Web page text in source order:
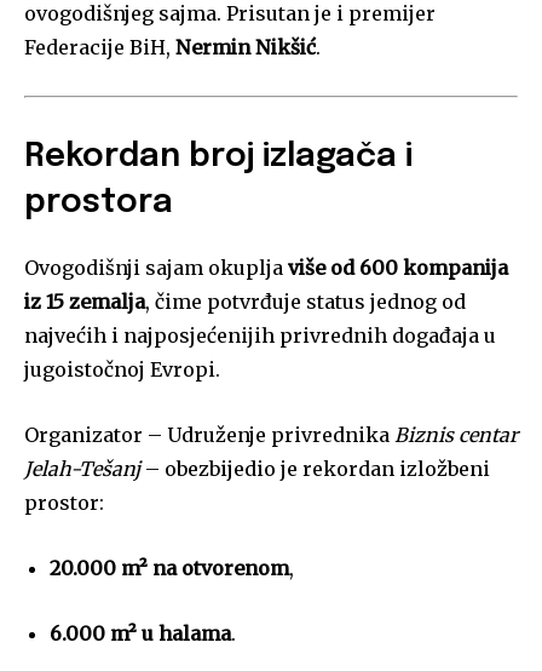
ovogodišnjeg sajma. Prisutan je i premijer
Federacije BiH, Nermin Nikšić.
Rekordan broj izlagača i
prostora
Ovogodišnji sajam okuplja više od 600 kompanija
iz 15 zemalja, čime potvrđuje status jednog od
najvećih i najposjećenijih privrednih događaja u
jugoistočnoj Evropi.
Organizator – Udruženje privrednika Biznis centar
Jelah-Tešanj– obezbijedio je rekordan izložbeni
prostor:
20.000 m² na otvorenom,
6.000 m² u halama.